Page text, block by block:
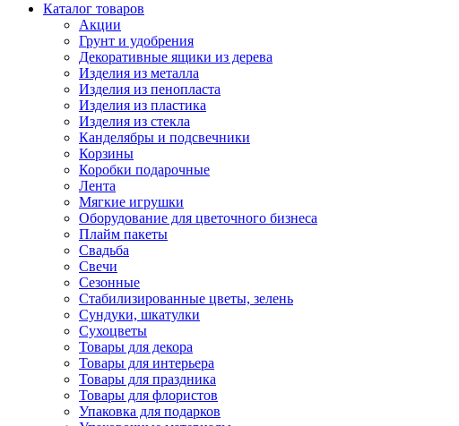
Каталог товаров
Акции
Грунт и удобрения
Декоративные ящики из дерева
Изделия из металла
Изделия из пенопласта
Изделия из пластика
Изделия из стекла
Канделябры и подсвечники
Корзины
Коробки подарочные
Лента
Мягкие игрушки
Оборудование для цветочного бизнеса
Плайм пакеты
Свадьба
Свечи
Сезонные
Стабилизированные цветы, зелень
Сундуки, шкатулки
Сухоцветы
Товары для декора
Товары для интерьера
Товары для праздника
Товары для флористов
Упаковка для подарков